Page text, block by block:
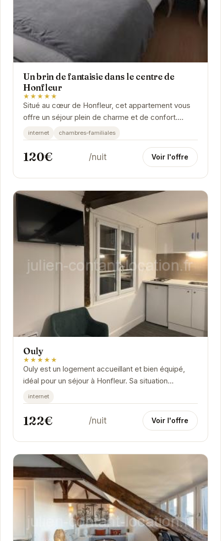
Un brin de fantaisie dans le centre de
Honfleur
★★★★★
Situé au cœur de Honfleur, cet appartement vous
offre un séjour plein de charme et de confort.
Proche des commerces, restaurants et
attractions...
internet chambres-familiales
120€ /nuit Voir l'offre
Ouly
★★★★★
Ouly est un logement accueillant et bien équipé,
idéal pour un séjour à Honfleur. Sa situation
géographique privilégiée vous permettra de...
internet
122€ /nuit Voir l'offre